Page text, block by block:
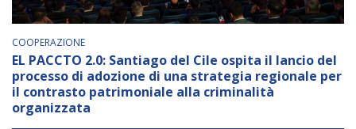
COOPERAZIONE
EL PACCTO 2.0: Santiago del Cile ospita il lancio del
processo di adozione di una strategia regionale per
il contrasto patrimoniale alla criminalità
organizzata